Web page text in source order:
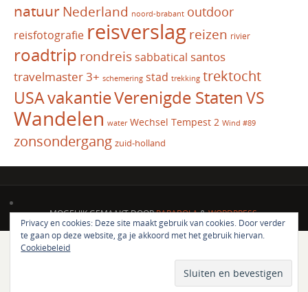
natuur Nederland noord-brabant outdoor
reisfotografie reisverslag reizen rivier
roadtrip rondreis sabbatical santos
travelmaster 3+ schemering stad trekking trektocht
USAvakantieVerenigde StatenVS
Wandelen water Wechsel Tempest 2 Wind #89
zonsondergang zuid-holland
MOGELIJK GEMAAKT DOORPARABOLA&WORDPRESS.
Privacy en cookies: Deze site maakt gebruik van cookies. Door verder
te gaan op deze website, ga je akkoord met het gebruik hiervan.
Cookiebeleid